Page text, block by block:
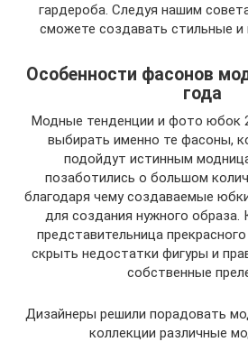
гардероба. Следуя нашим
сможете создавать стильные и
Особенности фасонов
года
Модные тенденции и фото юбок
выбирать именно те фасоны,
подойдут истинным
позаботились о большом
благодаря чему создаваемые
для создания нужного
представительница
скрыть недостатки фигуры и
собственные
Дизайнеры решили порадовать
коллекции различные